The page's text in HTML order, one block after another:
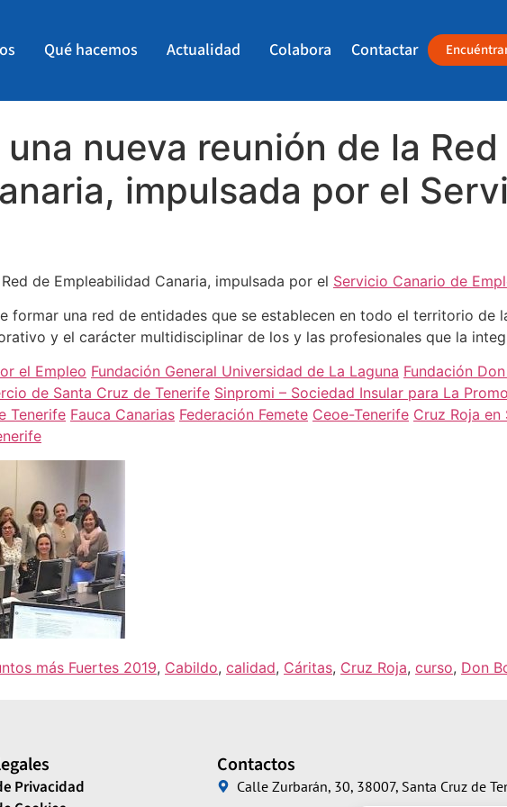
Qué hacemos Actualidad Colabora Contactar
nueva reunión de la Red
impulsada por el
de Empleabilidad Canaria, impulsada por el Servicio Canario de
formar una red de entidades que se establecen en todo el territorio de
y el carácter multidisciplinar de los y las profesionales que la
el Empleo Fundación General Universidad de La Laguna Fundación
de Santa Cruz de Tenerife Sinpromi – Sociedad Insular para La
Tenerife Fauca Canarias Federación Femete Ceoe-Tenerife Cruz Roja en
más Fuertes 2019, Cabildo, calidad, Cáritas, Cruz Roja, curso, Don
Privacidad
Contactos
Calle Zurbarán, 30, 38007, Santa Cruz de